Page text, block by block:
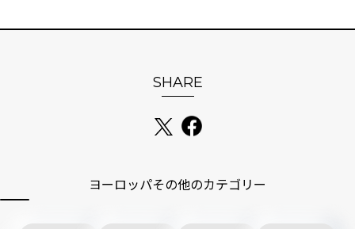
SHARE
ヨーロッパその他のカテゴリー